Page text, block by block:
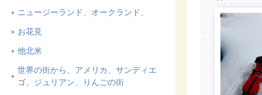
ニュージーランド、オークランド、
お花見
他北米
世界の街から、アメリカ、サンディエ
ゴ、ジュリアン、りんごの街